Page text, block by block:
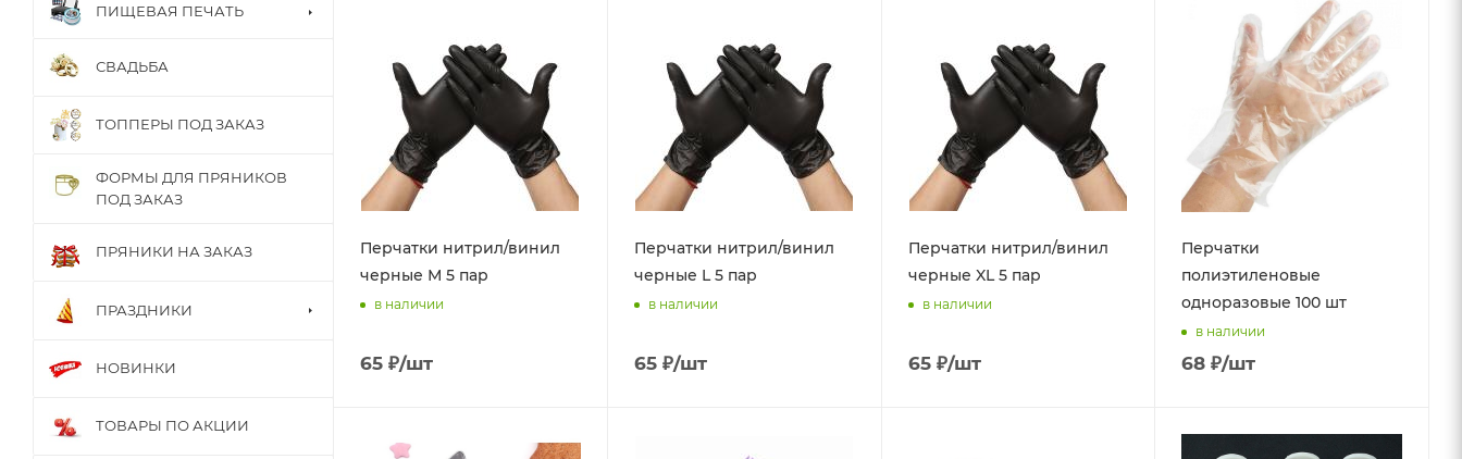
Перчатки нитрил/винил
черные М 5 пар
в наличии
65 ₽/шт
Перчатки нитрил/винил
черные L 5 пар
в наличии
65₽/шт
Перчатки нитрил/винил
черные XL 5 пар
в наличии
65₽/шт
Перчатки
полиэтиленовые
одноразовые 100 шт
в наличии
68 ₽/шт
ПИЩЕВАЯ ПЕЧАТЬ
СВАДЬБА
ТОППЕРЫ ПОД ЗАКАЗ
ФОРМЫ ДЛЯ ПРЯНИКОВ
ПОД ЗАКАЗ
ПРЯНИКИ НА ЗАКАЗ
ПРАЗДНИКИ
НОВИНКИ
ТОВАРЫ ПО АКЦИИ